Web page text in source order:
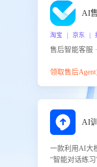
AI
淘宝 | 京东 |
领取售后
AI
一款利用AI大
“智能对话练